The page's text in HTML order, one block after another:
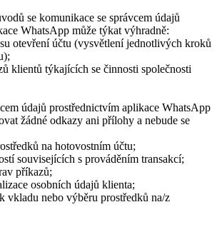
se komunikace se správcem údajů
WhatsApp může týkat výhradně:
otevření účtu (vysvětlení jednotlivých kroků
klientů týkajících se činnosti společnosti
údajů prostřednictvím aplikace WhatsApp
žádné odkazy ani přílohy a nebude se
na hotovostním účtu;
souvisejících s prováděním transakcí;
příkazů;
osobních údajů klienta;
vkladu nebo výběru prostředků na/z